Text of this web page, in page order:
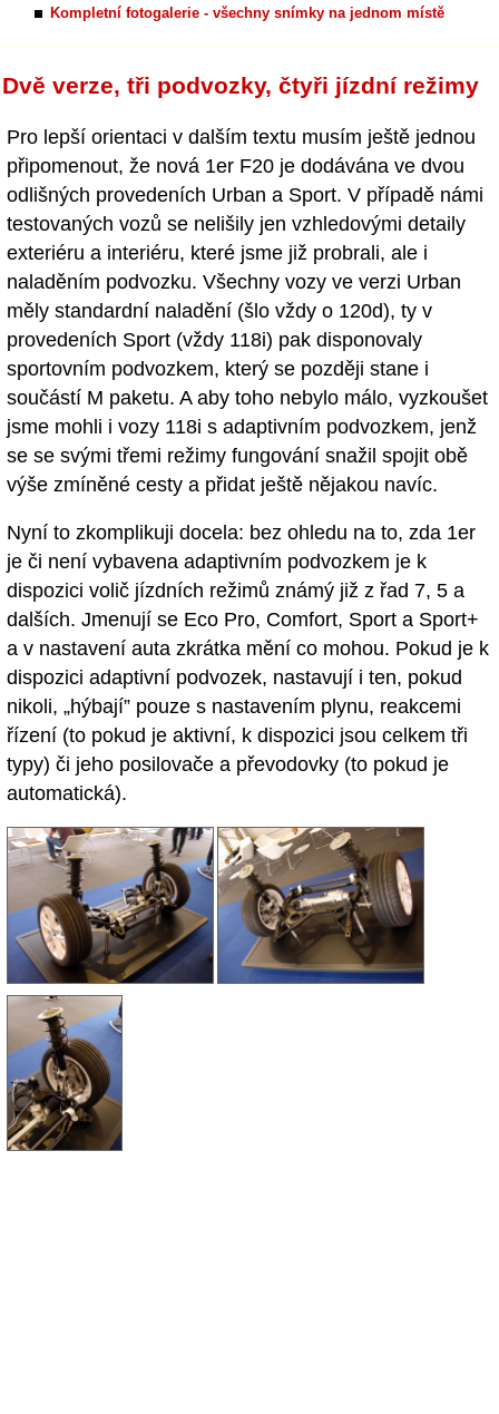
Kompletní fotogalerie - všechny snímky na jednom místě
Dvě verze, tři podvozky, čtyři jízdní režimy
Pro lepší orientaci v dalším textu musím ještě jednou
připomenout, že nová 1er F20 je dodávána ve dvou
odlišných provedeních Urban a Sport. V případě námi
testovaných vozů se nelišily jen vzhledovými detaily
exteriéru a interiéru, které jsme již probrali, ale i
naladěním podvozku. Všechny vozy ve verzi Urban
měly standardní naladění (šlo vždy o 120d), ty v
provedeních Sport (vždy 118i) pak disponovaly
sportovním podvozkem, který se později stane i
součástí M paketu. A aby toho nebylo málo, vyzkoušet
jsme mohli i vozy 118i s adaptivním podvozkem, jenž
se se svými třemi režimy fungování snažil spojit obě
výše zmíněné cesty a přidat ještě nějakou navíc.
Nyní to zkomplikuji docela: bez ohledu na to, zda 1er
je či není vybavena adaptivním podvozkem je k
dispozici volič jízdních režimů známý již z řad 7, 5 a
dalších. Jmenují se Eco Pro, Comfort, Sport a Sport+
a v nastavení auta zkrátka mění co mohou. Pokud je k
dispozici adaptivní podvozek, nastavují i ten, pokud
nikoli, „hýbají” pouze s nastavením plynu, reakcemi
řízení (to pokud je aktivní, k dispozici jsou celkem tři
typy) či jeho posilovače a převodovky (to pokud je
automatická).